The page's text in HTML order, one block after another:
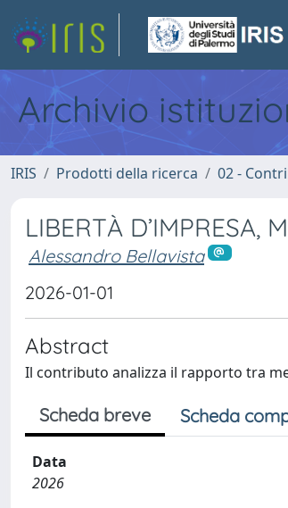
Archivio
IRIS Prodotti della ricerca 02 -
LIBERTÀ D’IMPRESA,
Alessandro Bellavista
2026-01-01
Abstract
Il contributo analizza il rapporto tra
Scheda breve Scheda
Data
2026